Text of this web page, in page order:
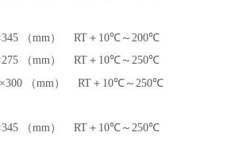
345 （mm） RT ＋ 10℃～200℃
275 （mm） RT ＋ 10℃～250℃
×300 （mm） RT ＋ 10℃～250℃
345 （mm） RT ＋ 10℃～250℃